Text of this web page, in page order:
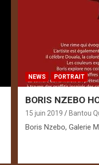
NEWS PORTRAIT
BORIS NZEBO
15 juin 2019 Bantou
Boris Nzebo, Galerie